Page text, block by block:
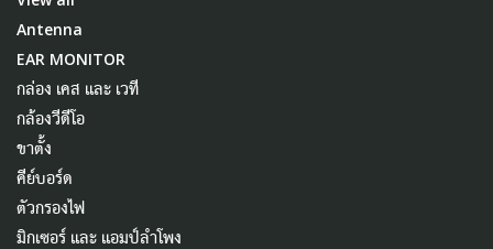
Antenna
EAR MONITOR
กล่อง เคส และ เวที
กล้องวีดีโอ
ขาตั้ง
คีย์บอร์ด
ตัวกรองไฟ
มิกเซอร์ และ แอมป์ลำโพง